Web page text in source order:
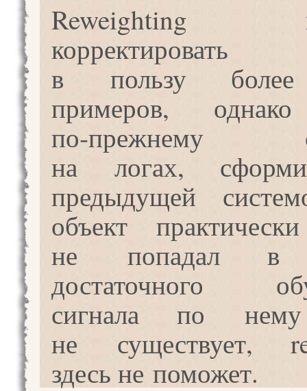
Reweighting
в пользу более
примеров,
по‑прежнему
на логах,
предыдущей
объект
не попадал в
достаточного
сигнала по
не существует,
здесь не поможет.